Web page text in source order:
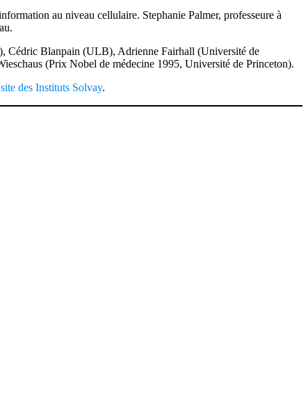
au niveau cellulaire. Stephanie Palmer, professeure à
Cédric Blanpain (ULB), Adrienne Fairhall (Université de
(Prix Nobel de médecine 1995, Université de Princeton).
des Instituts Solvay.